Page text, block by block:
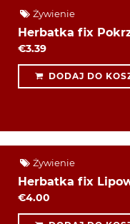
Żywienie
Herbatka fix
€3.39
DODAJ DO
Żywienie
Herbatka fix
€4.00